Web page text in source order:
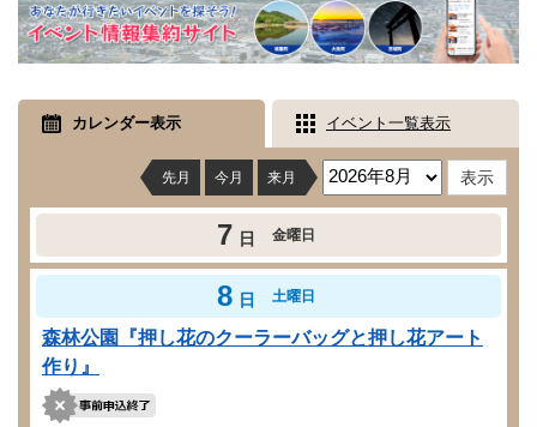
カレンダー表示 イベント一覧表示
先月 今月 来月
7 日 金曜日
8 日 土曜日
森林公園『押し花のクーラーバッグと押し花アート
作り』